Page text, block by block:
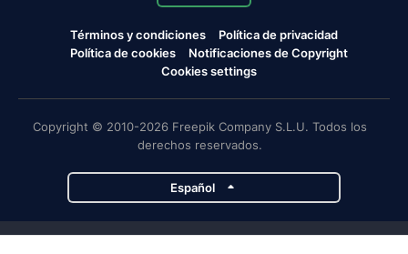
Términos y condiciones
Política de privacidad
Política de cookies
Notificaciones de Copyright
Cookies settings
Copyright © 2010-2026 Freepik Company S.L.U. Todos los
derechos reservados.
Español